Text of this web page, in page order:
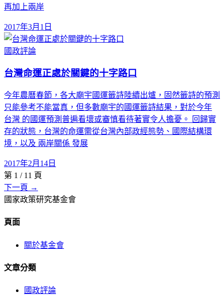
再加上兩岸
2017年3月1日
國政評論
台灣命運正處於關鍵的十字路口
今年農曆春節，各大廟宇國運籤詩陸續出爐，固然籤詩的預測
只能參考不能當真，但多數廟宇的國運籤詩結果，對於今年
台灣 的國運預測普遍看壞或審慎看待著實令人擔憂。 回歸實
存的狀態，台灣的命運需從台灣內部政經態勢、國際結構環
境，以及 兩岸關係 發展
2017年2月14日
第 1 / 11 頁
下一頁 →
國家政策研究基金會
頁面
關於基金會
文章分類
國政評論